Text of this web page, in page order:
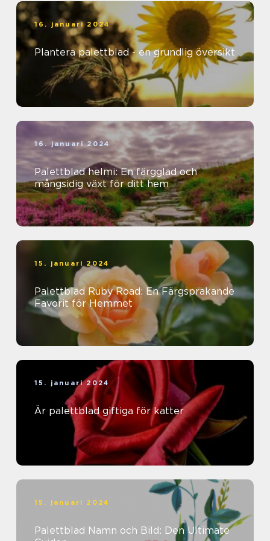
16. januari 2024
Plantera palettblad - en grundlig översikt
16. januari 2024
Palettblad helmi: En färgglad och
mångsidig växt för ditt hem
15. januari 2024
Palettblad Ruby Road: En Färgsprakande
Favorit för Hemmet
15. januari 2024
Är palettblad giftiga för katter
15. januari 2024
Palettblad Namn och Bild: Den Ultimate